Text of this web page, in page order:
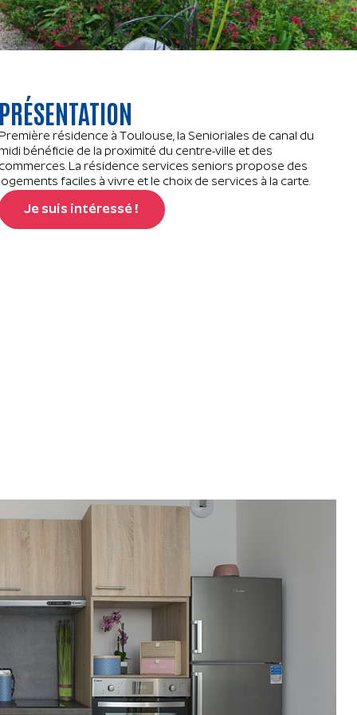
résidence à Toulouse, la Senioriales de canal du
bénéficie de la proximité du centre-ville et des
La résidence services seniors propose des
faciles à vivre et le choix de services à la carte.
Je suis intéressé !